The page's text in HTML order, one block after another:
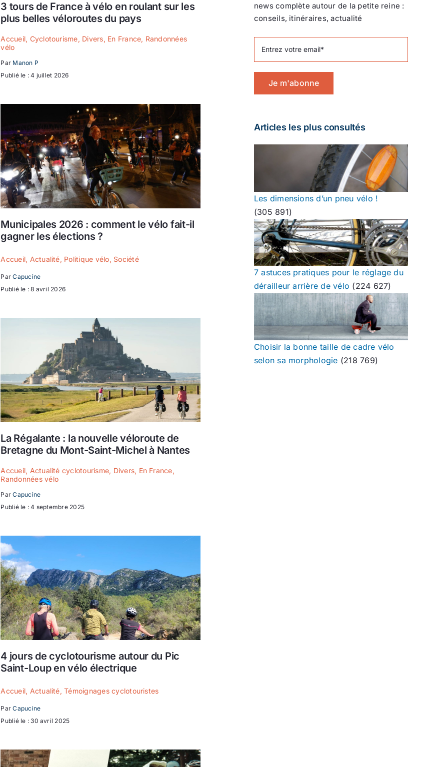
3 tours de France à vélo en roulant sur les
plus belles véloroutes du pays
Accueil, Cyclotourisme, Divers, En France, Randonnées
vélo
Par Manon P
Publié le : 4 juillet 2026
Municipales 2026 : comment le vélo fait-il
gagner les élections ?
Accueil, Actualité, Politique vélo, Société
ParCapucine
Publié le : 8 avril 2026
La Régalante : la nouvelle véloroute de
Bretagne du Mont-Saint-Michel à Nantes
Accueil, Actualité cyclotourisme, Divers, En France,
Randonnées vélo
ParCapucine
Publié le : 4 septembre 2025
4 jours de cyclotourisme autour du Pic
Saint-Loup en vélo électrique
Accueil, Actualité,Témoignages cyclotouristes
ParCapucine
Publié le : 30 avril 2025
news complète autour de la petite reine :
conseils, itinéraires, actualité
Je m'abonne
Articles les plus consultés
Les dimensions d’un pneu vélo !
(305 891)
7 astuces pratiques pour le réglage du
dérailleur arrière de vélo (224 627)
Choisir la bonne taille de cadre vélo
selon sa morphologie (218 769)